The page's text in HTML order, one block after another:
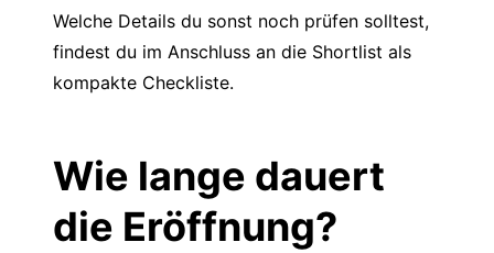
Welche Details du sonst noch prüfen solltest,
findest du im Anschluss an die Shortlist als
kompakte Checkliste.
Wie lange dauert
die Eröffnung?